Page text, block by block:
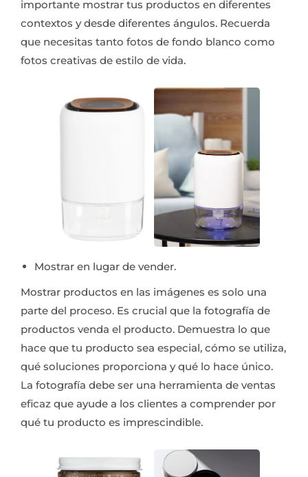
importante mostrar tus productos en diferentes
contextos y desde diferentes ángulos. Recuerda
que necesitas tanto fotos de fondo blanco como
fotos creativas de estilo de vida.
Mostrar en lugar de vender.
Mostrar productos en las imágenes es solo una
parte del proceso. Es crucial que la fotografía de
productos venda el producto. Demuestra lo que
hace que tu producto sea especial, cómo se utiliza,
qué soluciones proporciona y qué lo hace único.
La fotografía debe ser una herramienta de ventas
eficaz que ayude a los clientes a comprender por
qué tu producto es imprescindible.